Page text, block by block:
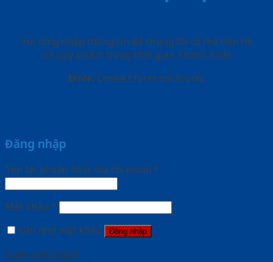
Vui lòng nhập thông tin để chúng tôi có thể liên hệ
với quý khách trong thời gian nhanh nhất.
Error: Contact form not found.
Đăng nhập
Tên tài khoản hoặc địa chỉ email *
Mật khẩu *
Ghi nhớ mật khẩu
Đăng nhập
Quên mật khẩu?